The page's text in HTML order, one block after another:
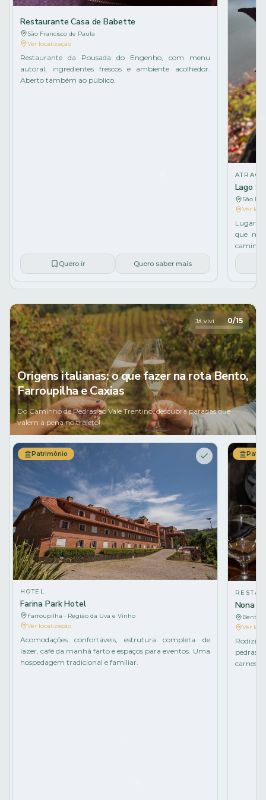
Restaurante Casa de Babette
São Francisco de Paula
Ver localização
Restaurante da Pousada do Engenho, com menu
autoral, ingredientes frescos e ambiente acolhedor.
Aberto também ao público.
Quero ir Quero saber mais
Lago
São
Ver
Lugar
que
Já vivi 0/15
Origens italianas: o que fazer na rota Bento,
Farroupilha e Caxias
Do Caminho de Pedras ao Vale Trentino, descubra paradas que
valem a pena no trajeto!
Patrimônio
HOTEL
Farina Park Hotel
Farroupilha · Região da Uva e Vinho
Ver localização
Acomodações confortáveis, estrutura completa de
lazer, café da manhã farto e espaços para eventos. Uma
hospedagem tradicional e familiar.
Nona
Bento
Ver
pedras
carnes e